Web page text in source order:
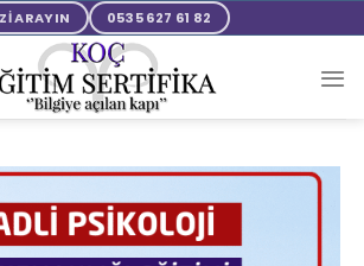
ARAYIN 0535 627 61 82